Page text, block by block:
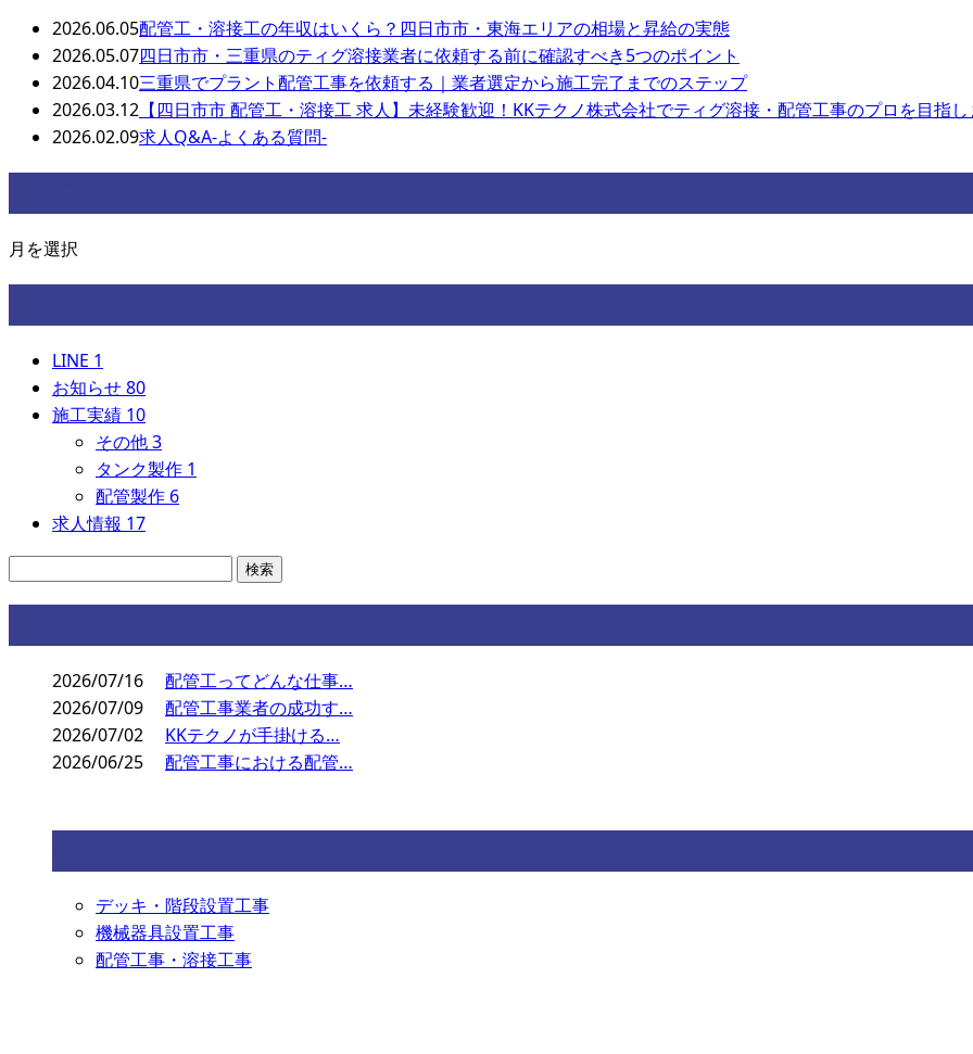
2026.06.05配管工・溶接工の年収はいくら？四日市市・東海エリアの相場と昇給の実態
2026.05.07四日市市・三重県のティグ溶接業者に依頼する前に確認すべき5つのポイント
2026.04.10三重県でプラント配管工事を依頼する｜業者選定から施工完了までのステップ
2026.03.12 【四日市市 配管工・溶接工 求人】未経験歓迎！KKテクノ株式会社でティグ溶接・配管工事のプロを目指し
2026.02.09求人Q&A-よくある質問-
月を選択
LINE 1
お知らせ80
施工実績 10
その他3
タンク製作 1
配管製作 6
求人情報 17
2026/07/16
配管工ってどんな仕事…
2026/07/09
配管工事業者の成功す…
2026/07/02
KKテクノが手掛ける…
2026/06/25
配管工事における配管…
デッキ・階段設置工事
機械器具設置工事
配管工事・溶接工事